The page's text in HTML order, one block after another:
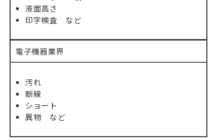
液面高さ
印字検査 など
電子機器業界
汚れ
断線
ショート
異物 など